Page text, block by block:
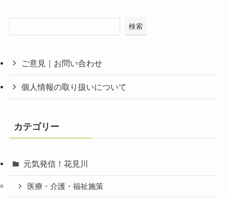
検索
ご意見｜お問い合わせ
個人情報の取り扱いについて
カテゴリー
元気発信！花見川
医療・介護・福祉施策